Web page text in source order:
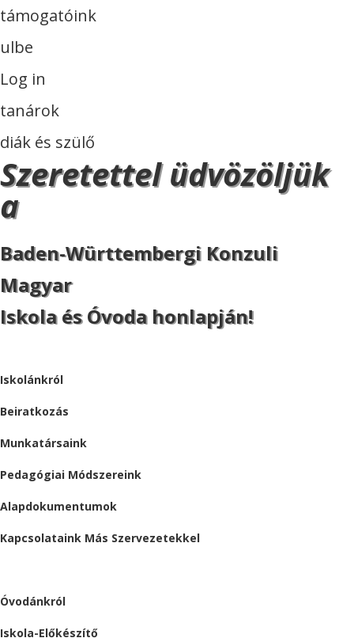
támogatóink
ulbe
Log in
tanárok
diák és szülő
Szeretettel üdvözöljük
a
Baden-Württembergi Konzuli
Magyar
Iskola és Óvoda honlapján!
Iskolánkról
Beiratkozás
Munkatársaink
Pedagógiai Módszereink
Alapdokumentumok
Kapcsolataink Más Szervezetekkel
Óvodánkról
Iskola-Előkészítő